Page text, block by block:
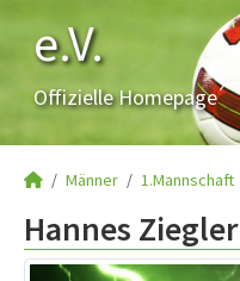
e.V.
Offizielle Homepage
Männer 1.Mannschaft
Hannes Ziegler